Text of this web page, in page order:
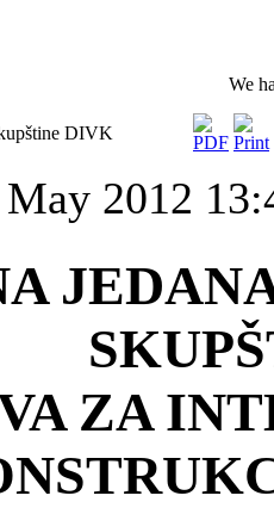
We
DIVK
2012
ZA